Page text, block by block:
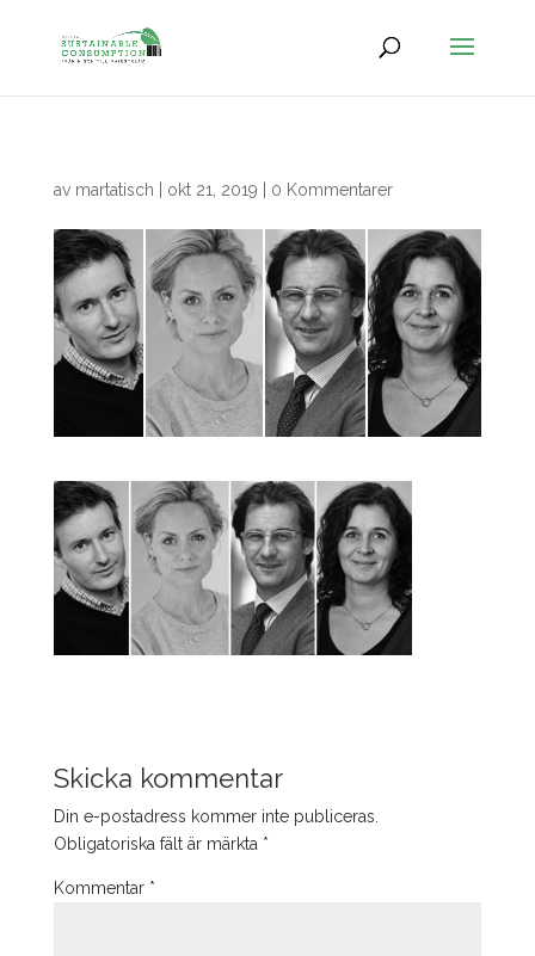
av martatisch okt 21, 2019 0 Kommentarer
Skicka kommentar
Din e-postadress kommer inte publiceras.
Obligatoriska fält är märkta *
Kommentar *